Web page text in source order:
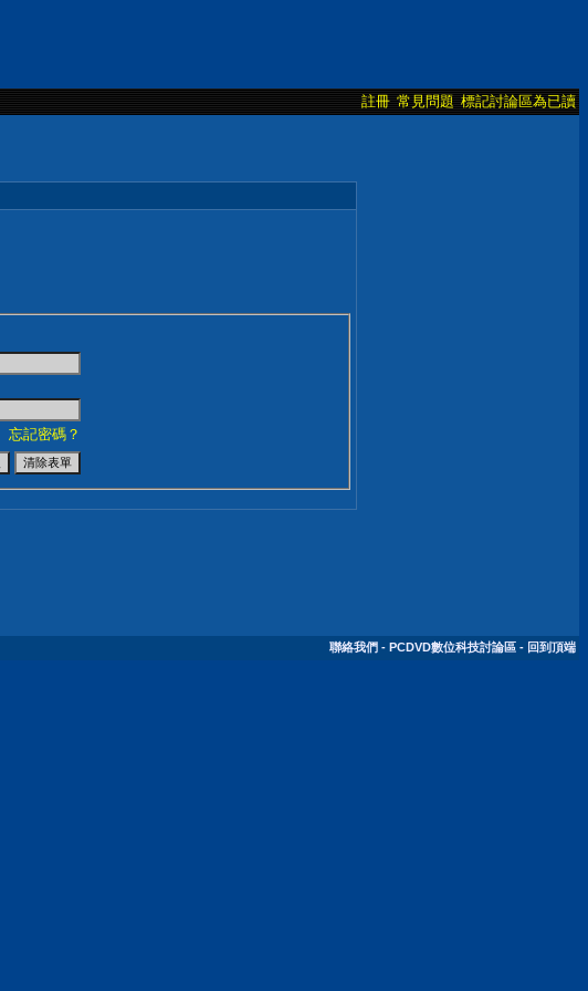
註冊 常見問題 標記討論區為已讀
忘記密碼？
聯絡我們 - PCDVD數位科技討論區 - 回到頂端